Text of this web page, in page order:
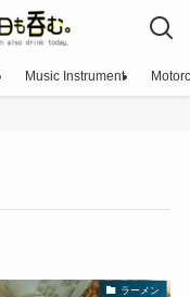
Music Instrument
ラーメン